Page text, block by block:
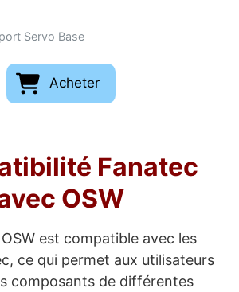
Servo Base
Acheter
Fanatec
OSW
OSW est compatible avec les
ce qui permet aux utilisateurs
composants de différentes